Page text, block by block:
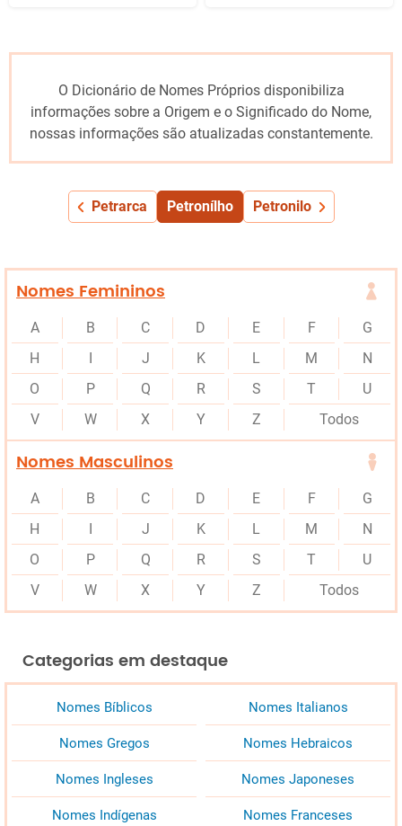
O Dicionário de Nomes Próprios disponibiliza
informações sobre a Origem e o Significado do Nome,
nossas informações são atualizadas constantemente.
Petrarca Petronílho Petronilo
Nomes Femininos
A B C D E F
G
H
J K L M
N
O
P Q R S T
U
V
W X Y Z Todos
Nomes Masculinos
A B C D E F
G
H
J K L M
N
O
P Q R S T
U
V
W X Y Z Todos
Categorias em destaque
Nomes Bíblicos Nomes Italianos
Nomes Gregos Nomes Hebraicos
Nomes Ingleses Nomes Japoneses
Nomes Indígenas Nomes Franceses